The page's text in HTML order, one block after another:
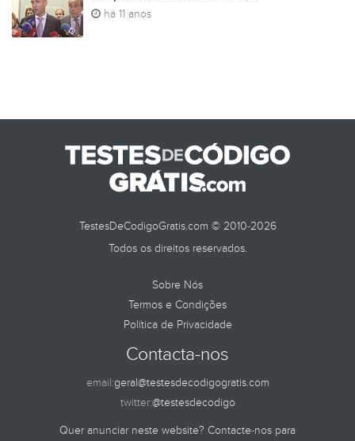
TESTES DE
há 11 anos
TestesDeCodigoGratis.com © 2010-2026
Todos os direitos reservados.
Sobre Nós
Termos e Condições
Política de Privacidade
Contacta-nos
email:geral@testesdecodigogratis.com
twitter:@testesdecodigo
Quer anunciar neste website? Contacte-nos para